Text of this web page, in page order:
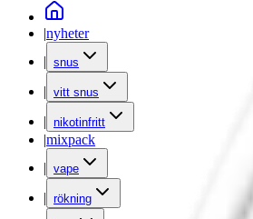
|nyheter
| snus
| vitt snus
| nikotinfritt
|mixpack
| vape
| rökning